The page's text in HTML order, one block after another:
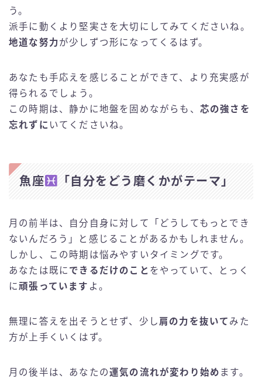
う。
派手に動くより堅実さを大切にしてみてくださいね。
地道な努力が少しずつ形になってくるはず。
あなたも手応えを感じることができて、より充実感が
得られるでしょう。
この時期は、静かに地盤を固めながらも、 芯の強さを
忘れずに いてくださいね。
魚座 「自分をどう磨くかがテーマ」
月の前半は、自分自身に対して「どうしてもっとでき
ないんだろう」と感じることがあるかもしれません。
しかし、この時期は悩みやすいタイミングです。
あなたは既に できるだけのこと をやっていて、とっく
に頑張っています よ。
無理に答えを出そうとせず、少し肩の力を抜いて みた
方が上手くいくはず。
月の後半は、あなたの運気の流れが変わり始め ます。